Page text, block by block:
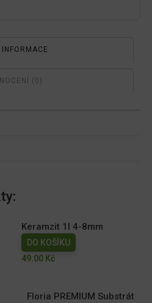
INFORMACE
(0)
Keramzit 1l 4-8mm
DO KOŠÍKU
49.00 Kč
Floria PREMIUM Substrát